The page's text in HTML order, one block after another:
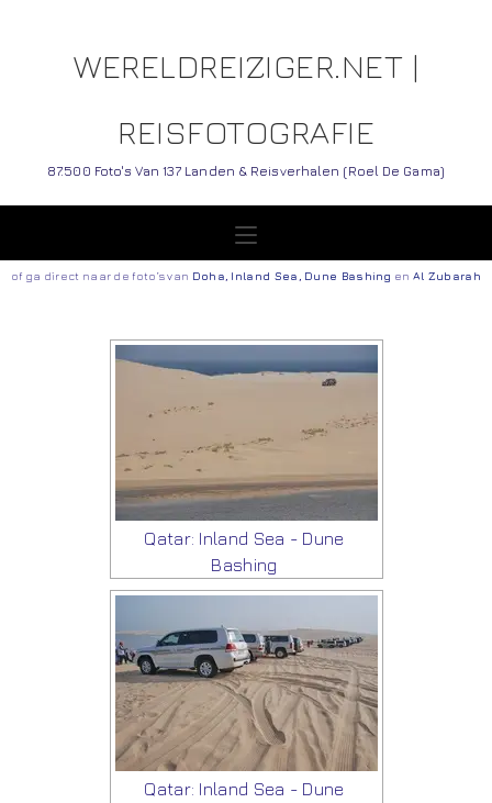
WERELDREIZIGER.NET |
REISFOTOGRAFIE
87.500 Foto's Van 137 Landen & Reisverhalen (Roel De Gama)
of ga direct naar de foto’s van Doha Inland Sea Dune Bashing en Al Zubarah
Qatar: Inland Sea - Dune
Bashing
Qatar: Inland Sea - Dune